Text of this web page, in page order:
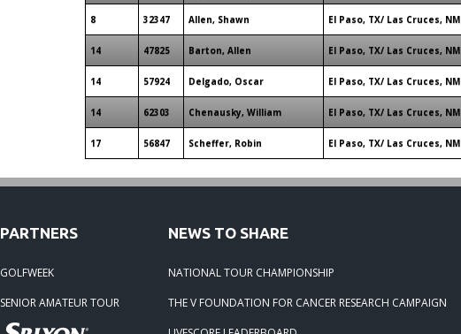
8 32347 Allen, Shawn El Paso, TX/ Las Cruces, NM
14 47825 Barton, Allen El Paso, TX/ Las Cruces, NM
14 57924 Delgado, Oscar El Paso, TX/ Las Cruces, NM
14 62303 Chenausky, William El Paso, TX/ Las Cruces, NM
17 56847 Scheffer, Robin El Paso, TX/ Las Cruces, NM
PARTNERS
GOLFWEEK
SENIOR AMATEUR TOUR
NEWS TO SHARE
NATIONAL TOUR CHAMPIONSHIP
THE V FOUNDATION FOR CANCER RESEARCH CAMPAIGN